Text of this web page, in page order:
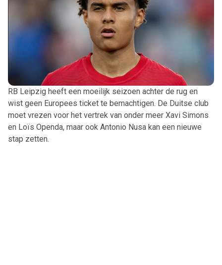
RB Leipzig heeft een moeilijk seizoen achter de rug en
wist geen Europees ticket te bemachtigen. De Duitse club
moet vrezen voor het vertrek van onder meer Xavi Simons
en Loïs Openda, maar ook Antonio Nusa kan een nieuwe
stap zetten.